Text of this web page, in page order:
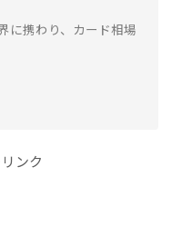
に携わり、カード相場
ンク